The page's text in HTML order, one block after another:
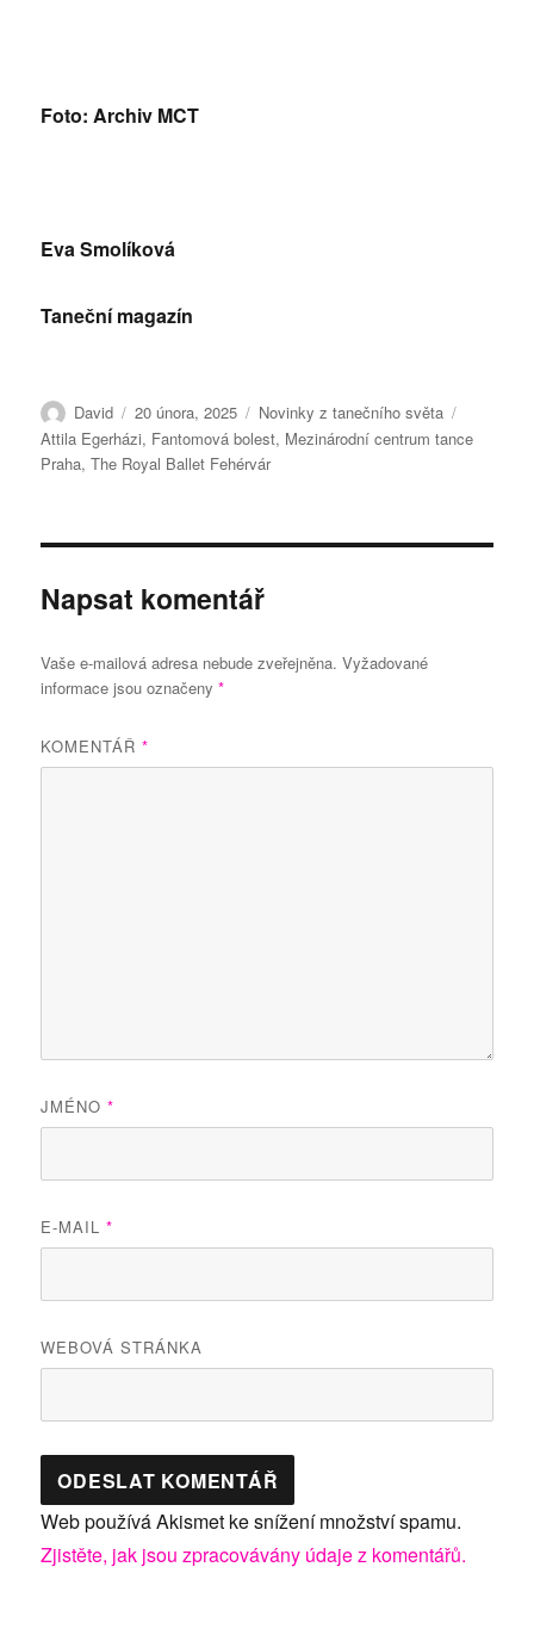
Foto: Archiv MCT
Eva Smolíková
Taneční magazín
Autor:
David Publikováno:
20 února, 2025 Rubriky:
Novinky z tanečního světa
Attila Egerházi, Fantomová bolest, Mezinárodní centrum tance
Praha,The Royal Ballet Fehérvár
Napsat komentář
Vaše e-mailová adresa nebude zveřejněna. Vyžadované
informace jsou označeny*
KOMENTÁŘ*
JMÉNO*
E-MAIL*
WEBOVÁ STRÁNKA
Web používá Akismet ke snížení množství spamu.
Zjistěte, jak jsou zpracovávány údaje z komentářů.